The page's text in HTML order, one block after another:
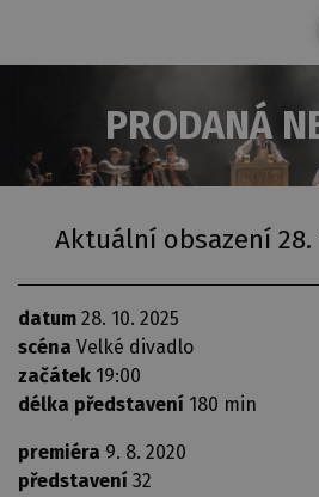
PRODANÁ
Aktuální obsazení 28.
datum 28. 10. 2025
scéna Velké divadlo
začátek 19:00
délka představení 180 min
premiéra 9. 8. 2020
představení 32